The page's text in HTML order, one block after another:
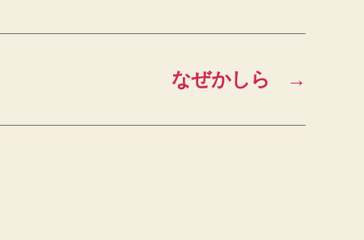
→
なぜかしら